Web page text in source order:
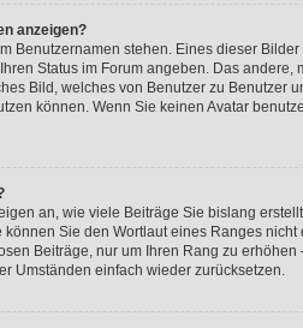
anzeigen?
Benutzernamen stehen. Eines dieser
Status im Forum angeben. Das andere,
Bild, welches von Benutzer zu Benutzer
können. Wenn Sie keinen Avatar
an, wie viele Beiträge Sie bislang
Sie den Wortlaut eines Ranges
Beiträge, nur um Ihren Rang zu
Umständen einfach wieder zurücksetzen.